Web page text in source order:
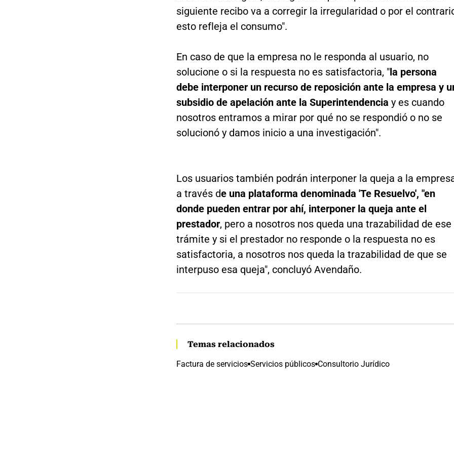
siguiente recibo va a corregir la irregularidad o por el
esto refleja el consumo".
En caso de que la empresa no le responda al usuario, no
solucione o si la respuesta no es satisfactoria, "la persona
debe interponer un recurso de reposición ante la empresa y
subsidio de apelación ante la Superintendencia y es cuando
nosotros entramos a mirar por qué no se respondió o no se
solucionó y damos inicio a una investigación".
Los usuarios también podrán interponer la queja a la
a través de una plataforma denominada 'Te Resuelvo', "en
donde pueden entrar por ahí, interponer la queja ante el
prestador, pero a nosotros nos queda una trazabilidad de ese
trámite y si el prestador no responde o la respuesta no es
satisfactoria, a nosotros nos queda la trazabilidad de que se
interpuso esa queja", concluyó Avendaño.
Temas relacionados
Factura de servicios Servicios públicos Consultorio Jurídico